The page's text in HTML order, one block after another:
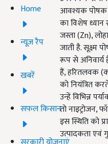
Home
न्यूज़ रैप
खबरें
सफल किसान
आवश्यक पोषक
का विशेष ध्यान
जस्ता (Zn),
जाती है. सूक्ष्म
रूप से अनिवार्य
हैं, हरितलवक
को नियंत्रित
उन्हें विभिन्न
तो नाइट्रोजन,
इस स्थिति को
उत्पादकता एवं